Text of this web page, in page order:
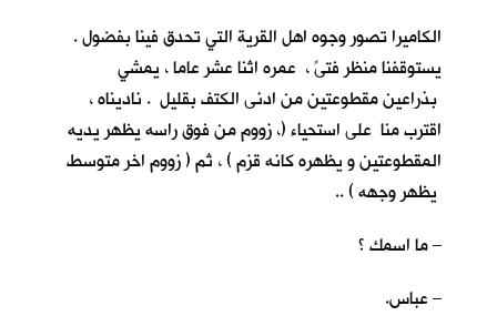
الكاميرا تصور وجوه اهل القرية التي تحدق فينا بفضول .
يستوقفنا منظر فتىً ، عمره اثنا عشر عاما ، يمشي
بذراعين مقطوعتين من ادنى الكتف بقليل . ناديناه ،
اقترب منا على استحياء (، زووم من فوق راسه يظهر يديه
المقطوعتين و يظهره كانه قزم ) ، ثم ( زووم اخر متوسط
يظهر وجهه ) ..
– ما اسمك ؟
– عباس.